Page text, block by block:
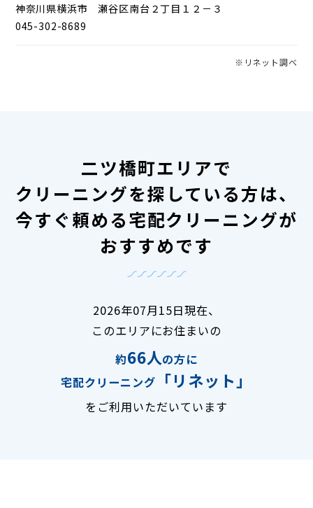
神奈川県横浜市 瀬谷区南台２丁目１２－３
045-302-8689
※リネット調べ
二ツ橋町エリアで
クリーニングを探している方は、
今すぐ頼める宅配クリーニングが
おすすめです
2026年07月15日現在、
このエリアにお住まいの
約66人の方に
宅配クリーニング
「リネット」
をご利用いただいています